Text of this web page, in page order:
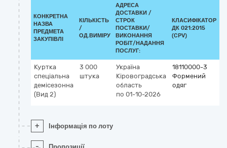
КОНКРЕТНА
НАЗВА
ПРЕДМЕТА
ЗАКУПІВЛІ
КІЛЬКІСТЬ
/
ОД.ВИМІРУ
АДРЕСА
ДОСТАВКИ /
СТРОК
ПОСТАВКИ/
ВИКОНАННЯ
РОБІТ/НАДАННЯ
ПОСЛУГ:
КЛАСИФІКАТОР
ДК 021:2015
(CPV)
Куртка
спеціальна
демісезонна
(Вид 2)
3 000
штука
Україна
Кіровоградська
область
по 01-10-2026
18110000-3
Формений
одяг
+ Інформація по лоту